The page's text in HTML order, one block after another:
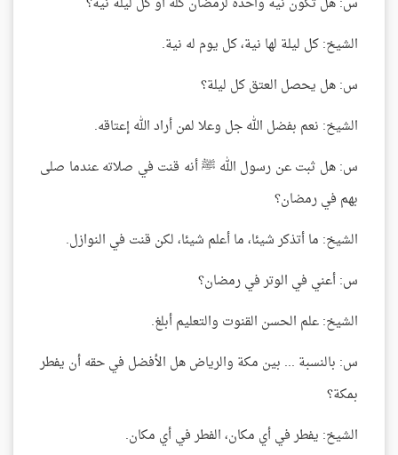
الشيخ: كل ليلة لها نية، كل يوم له نية.
س: هل يحصل العتق كل ليلة؟
الشيخ: نعم بفضل الله جل وعلا لمن أراد الله إعتاقه.
س: هل ثبت عن رسول الله ﷺ أنه قنت في صلاته عندما صلى
بهم في رمضان؟
الشيخ: ما أتذكر شيئا، ما أعلم شيئا، لكن قنت في النوازل.
س: أعني في الوتر في رمضان؟
الشيخ: علم الحسن القنوت والتعليم أبلغ.
س: بالنسبة ... بين مكة والرياض هل الأفضل في حقه أن يفطر
بمكة؟
الشيخ: يفطر في أي مكان، الفطر في أي مكان.